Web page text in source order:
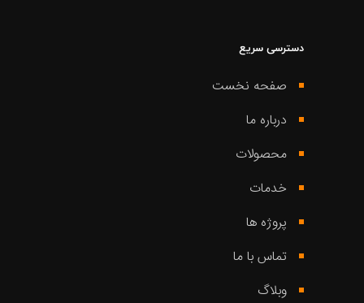
دسترسی سریع
صفحه نخست
درباره ما
محصولات
خدمات
پروژه ها
تماس با ما
وبلاگ